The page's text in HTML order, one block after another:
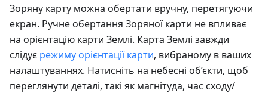
Зоряну карту можна обертати вручну, перетягуючи
екран. Ручне обертання Зоряної карти не впливає
на орієнтацію карти Землі. Карта Землі завжди
слідує режиму орієнтації карти, вибраному в ваших
налаштуваннях. Натисніть на небесні об’єкти, щоб
переглянути деталі, такі як магнітуда, час сходу/